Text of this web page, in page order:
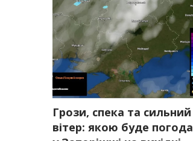
Грози, спека та сильний
вітер: якою буде погода